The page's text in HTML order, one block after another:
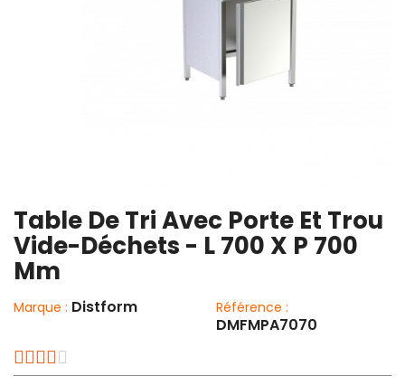
Table De Tri Avec Porte Et Trou
Vide-Déchets - L 700 X P 700
Mm
Marque : Distform Référence :
DMFMPA7070